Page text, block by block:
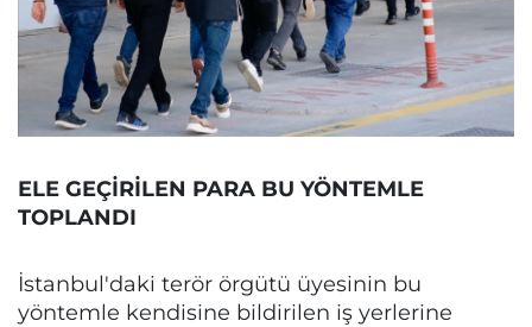
ELE GEÇİRİLEN PARA BU YÖNTEMLE
TOPLANDI
İstanbul'daki terör örgütü üyesinin bu
yöntemle kendisine bildirilen iş yerlerine